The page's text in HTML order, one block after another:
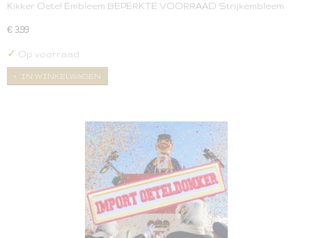
Kikker Oetel Embleem BEPERKTE VOORRAAD Strijkembleem
€ 3,99
✓ Op voorraad
IN WINKELWAGEN